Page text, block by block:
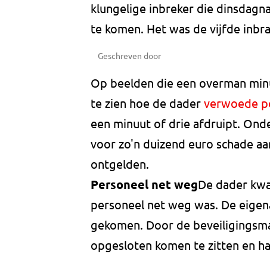
klungelige inbreker die
te komen. Het was de vijfde
Geschreven door
Op beelden die een overman
te zien hoe de dader verwoede
een minuut of drie afdruipt.
voor zo'n duizend euro schade
ontgelden.
Personeel net wegDe dader
personeel net weg was. De
gekomen. Door de
opgesloten komen te zitten en